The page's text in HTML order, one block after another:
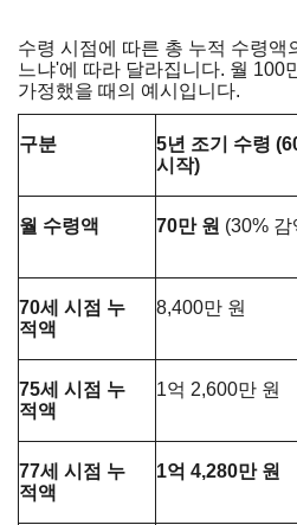
수령 시점에 따른 총 누적 수령액
느냐'에 따라 달라집니다. 월 100
가정했을 때의 예시입니다.
구분
5년 조기 수령
시작)
월 수령액 70만 원 (30% 감
70세 시점 누
적액
8,400만 원
75세 시점 누
적액
1억 2,600만 원
77세 시점 누
적액
1억 4,280만 원